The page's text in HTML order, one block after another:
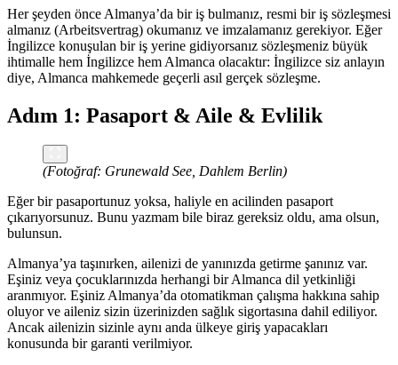
Her şeyden önce Almanya’da bir iş bulmanız, resmi bir iş sözleşmesi
almanız (Arbeitsvertrag) okumanız ve imzalamanız gerekiyor. Eğer
İngilizce konuşulan bir iş yerine gidiyorsanız sözleşmeniz büyük
ihtimalle hem İngilizce hem Almanca olacaktır: İngilizce siz anlayın
diye, Almanca mahkemede geçerli asıl gerçek sözleşme.
Adım 1: Pasaport & Aile & Evlilik
(Fotoğraf: Grunewald See, Dahlem Berlin)
Eğer bir pasaportunuz yoksa, haliyle en acilinden pasaport
çıkarıyorsunuz. Bunu yazmam bile biraz gereksiz oldu, ama olsun,
bulunsun.
Almanya’ya taşınırken, ailenizi de yanınızda getirme şanınız var.
Eşiniz veya çocuklarınızda herhangi bir Almanca dil yetkinliği
aranmıyor. Eşiniz Almanya’da otomatikman çalışma hakkına sahip
oluyor ve aileniz sizin üzerinizden sağlık sigortasına dahil ediliyor.
Ancak ailenizin sizinle aynı anda ülkeye giriş yapacakları
konusunda bir garanti verilmiyor.